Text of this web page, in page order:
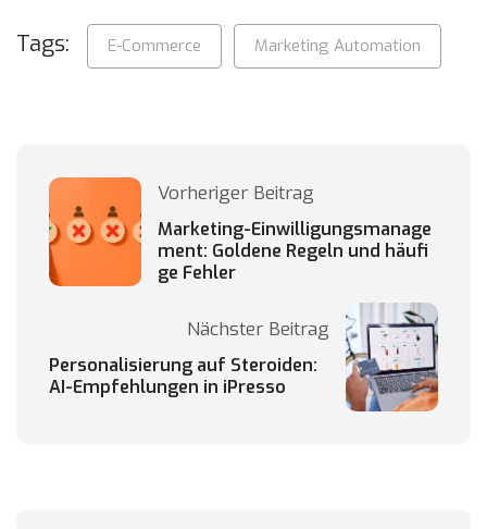
Tags: E-Commerce Marketing Automation
Vorheriger Beitrag
Marketing-Einwilligungsmanage
ment: Goldene Regeln und häufi
ge Fehler
Nächster Beitrag
Personalisierung auf Steroiden:
AI-Empfehlungen in iPresso